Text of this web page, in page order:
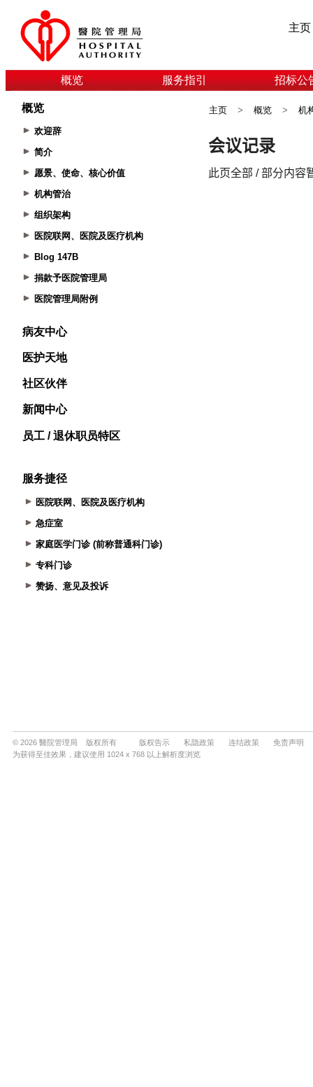
主页
概览 服务指引 招标公
概览
欢迎辞
简介
愿景、使命、核心价值
机构管治
组织架构
医院联网、医院及医疗机构
Blog 147B
捐款予医院管理局
医院管理局附例
病友中心
医护天地
社区伙伴
新闻中心
员工 / 退休职员特区
服务捷径
医院联网、医院及医疗机构
急症室
家庭医学门诊 (前称普通科门诊)
专科门诊
赞扬、意见及投诉
主页 > 概览 > 机
© 2026 醫院管理局 版权所有 版权告示 私隐政策 连结政策
免责声明
为获得至佳效果，建议使用 1024 x 768 以上解析度浏览